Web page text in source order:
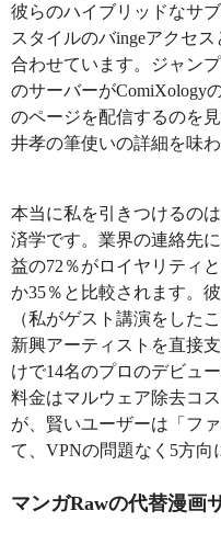
彼らのハイブリッドなサ
スタイルのバingeアクセ
合わせています。ジャン
のサーバーがComiXology
のページを配信するのを
井孝の筆使いの詳細を味
本当に私を引きつけるの
済学です。業界の連絡先
益の72％がロイヤリティ
か35％と比較されます。
（私がゲスト講演をした
新興アーティストを直接
けで14名のプロのデビュ
料金はマルウェア除去コ
が、賢いユーザーは「フ
て、VPNの問題なく5方向
マンガRawの代替漫画